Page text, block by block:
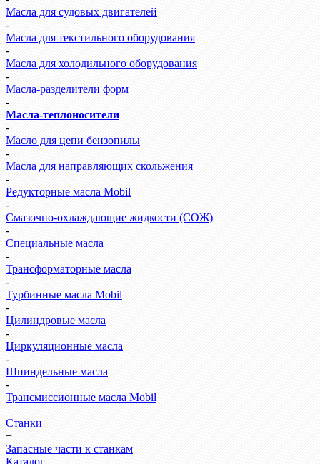
Масла для судовых двигателей
-
Масла для текстильного оборудования
-
Масла для холодильного оборудования
-
Масла-разделители форм
-
Масла-теплоносители
-
Масло для цепи бензопилы
-
Масла для направляющих скольжения
-
Редукторные масла Mobil
-
Смазочно-охлаждающие жидкости (СОЖ)
-
Специальные масла
-
Трансформаторные масла
-
Турбинные масла Mobil
-
Цилиндровые масла
-
Циркуляционные масла
-
Шпиндельные масла
-
Трансмиссионные масла Mobil
+
Станки
+
Запасные части к станкам
Каталог